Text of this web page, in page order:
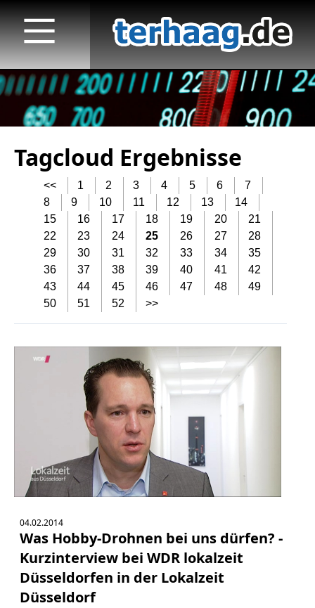
Tagcloud Ergebnisse
<< 1 2 3 4 5 6
7
8
9 10 11 12 13
14
15
16 17 18 19 20
21
22
23 24 25 26 27
28
29
30 31 32 33 34
35
36
37 38 39 40 41
42
43
44 45 46 47 48
49
50
51 52 >>
04.02.2014
Was Hobby-Drohnen bei uns dürfen? -
Kurzinterview bei WDR lokalzeit
Düsseldorfen in der Lokalzeit
Düsseldorf
Startseite
Veröffentlichungen
TV
Radio
print & online
Bücher
Vita
Datenschutz
AGB
Aktuelle
Stunde
BGH
Beleidigung
Datenschutz